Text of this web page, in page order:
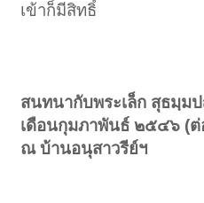
เข้าก็มีสิทธิ์
สนทนากับพระเล็ก สุธมฺม
เดือนกุมภาพันธ์ ๒๕๔๖ (ต่
ณ บ้านอนุสาวรีย์ฯ